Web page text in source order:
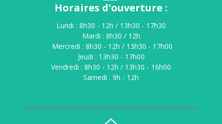
Horaires d'ouverture :
Lundi : 8h30 - 12h / 13h30 - 17h30
Mardi : 8h30 / 12h
Mercredi : 8h30 - 12h / 13h30 - 17h00
Jeudi : 13h30 - 17h00
Vendredi : 8h30 - 12h / 13h30 - 16h00
Samedi : 9h - 12h